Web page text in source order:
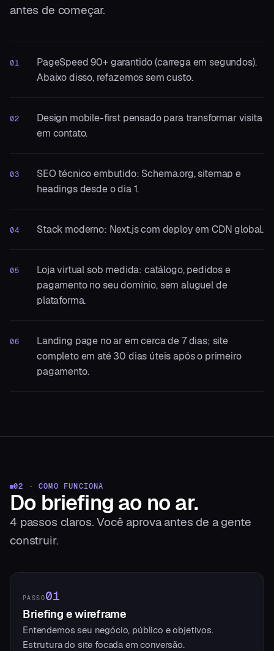
antes de começar.
01
PageSpeed 90+ garantido (carrega em segundos).
Abaixo disso, refazemos sem custo.
02
Design mobile-first pensado para transformar visita
em contato.
03
SEO técnico embutido: Schema.org, sitemap e
headings desde o dia 1.
04 Stack moderno: Next.js com deploy em CDN global.
05
Loja virtual sob medida: catálogo, pedidos e
pagamento no seu domínio, sem aluguel de
plataforma.
06
Landing page no ar em cerca de 7 dias; site
completo em até 30 dias úteis após o primeiro
pagamento.
02 · COMO FUNCIONA
Do briefing ao no ar.
4 passos claros. Você aprova antes de a gente
construir.
PASSO01
Briefing e wireframe
Entendemos seu negócio, público e objetivos.
Estrutura do site focada em conversão.